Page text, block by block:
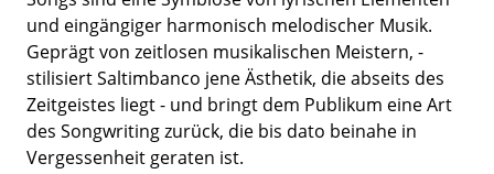
und eingängiger harmonisch melodischer Musik.
Geprägt von zeitlosen musikalischen Meistern, -
stilisiert Saltimbanco jene Ästhetik, die abseits des
Zeitgeistes liegt - und bringt dem Publikum eine Art
des Songwriting zurück, die bis dato beinahe in
Vergessenheit geraten ist.